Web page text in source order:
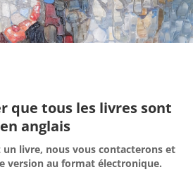
que tous les livres sont
en anglais
un livre, nous vous contacterons et
version au format électronique.